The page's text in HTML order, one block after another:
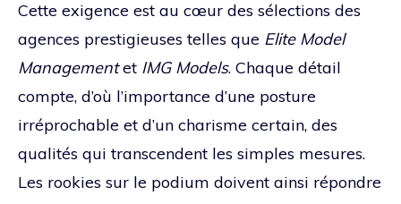
Cette exigence est au cœur des sélections des
agences prestigieuses telles que Elite Model
Managementet IMG Models. Chaque détail
compte, d’où l’importance d’une posture
irréprochable et d’un charisme certain, des
qualités qui transcendent les simples mesures.
Les rookies sur le podium doivent ainsi répondre